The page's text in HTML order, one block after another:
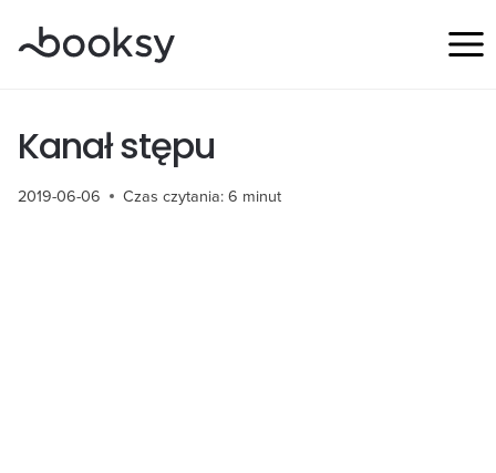
do
Kanał stępu
2019-06-06 Czas czytania:6 minut